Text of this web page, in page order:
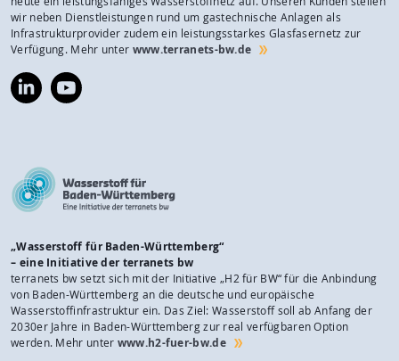
wir neben Dienstleistungen rund um gastechnische Anlagen als
Infrastrukturprovider zudem ein leistungsstarkes Glasfasernetz zur
Verfügung. Mehr unter www.terranets-bw.de
https://www.linkedin.com/company/terranets-
bw-
https://www.youtube.com/@terranetsbw
„Wasserstoff für Baden-Württemberg“
– eine Initiative der terranets bw
terranets bw setzt sich mit der Initiative „H2 für BW“ für die Anbindung
von Baden-Württemberg an die deutsche und europäische
Wasserstoffinfrastruktur ein. Das Ziel: Wasserstoff soll ab Anfang der
2030er Jahre in Baden-Württemberg zur real verfügbaren Option
werden. Mehr unter www.h2-fuer-bw.de